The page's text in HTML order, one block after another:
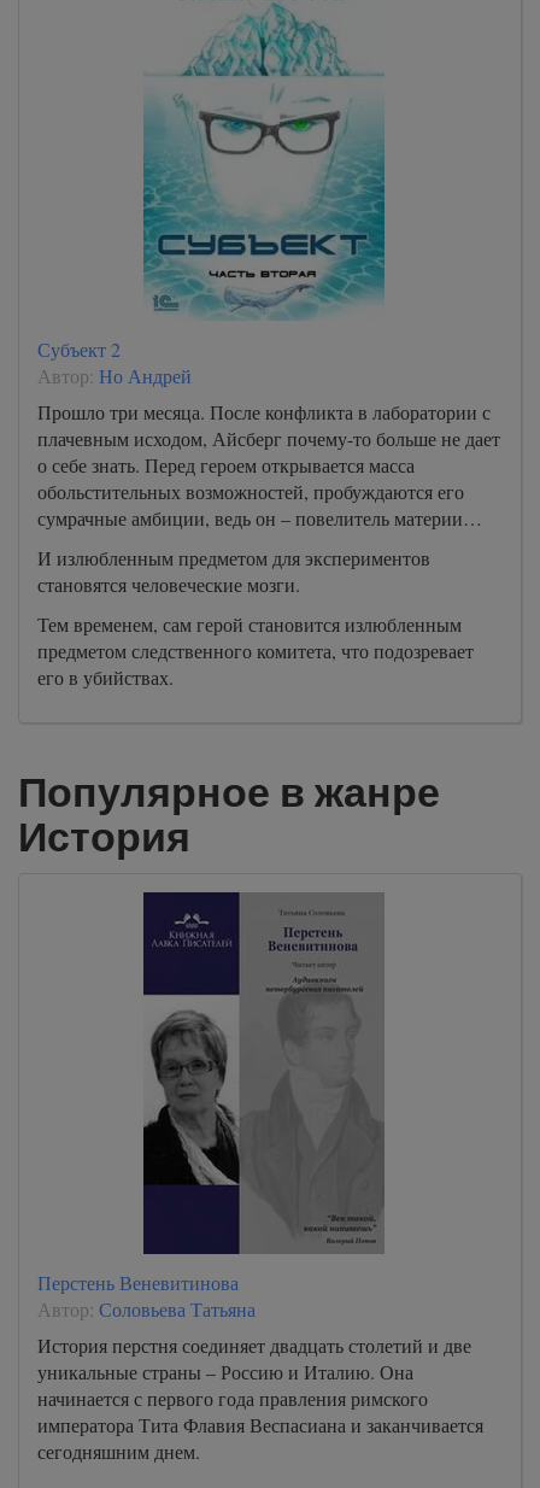
Субъект 2
Автор: Но Андрей
Прошло три месяца. После конфликта в лаборатории с
плачевным исходом, Айсберг почему-то больше не дает
о себе знать. Перед героем открывается масса
обольстительных возможностей, пробуждаются его
сумрачные амбиции, ведь он – повелитель материи…
И излюбленным предметом для экспериментов
становятся человеческие мозги.
Тем временем, сам герой становится излюбленным
предметом следственного комитета, что подозревает
его в убийствах.
Популярное в жанре
История
Перстень Веневитинова
Автор: Соловьева Татьяна
История перстня соединяет двадцать столетий и две
уникальные страны – Россию и Италию. Она
начинается с первого года правления римского
императора Тита Флавия Веспасиана и заканчивается
сегодняшним днем.